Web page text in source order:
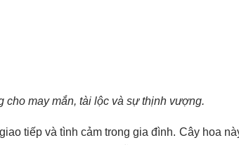
cho may mắn, tài lộc và sự thịnh vượng.
tiếp và tình cảm trong gia đình. Cây hoa